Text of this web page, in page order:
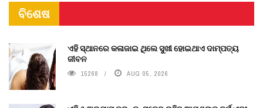
ବିଶେଷ
ଏହି ସ୍ଥାନରେ କଳାଜାଇ ଥିଲେ ସୁଖୀ ହୋଇଥାଏ ଦାମ୍ପତ୍ୟ
ଜୀବନ
15268 AUG 05, 2026